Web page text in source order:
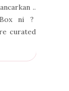
..
ni ?
curated